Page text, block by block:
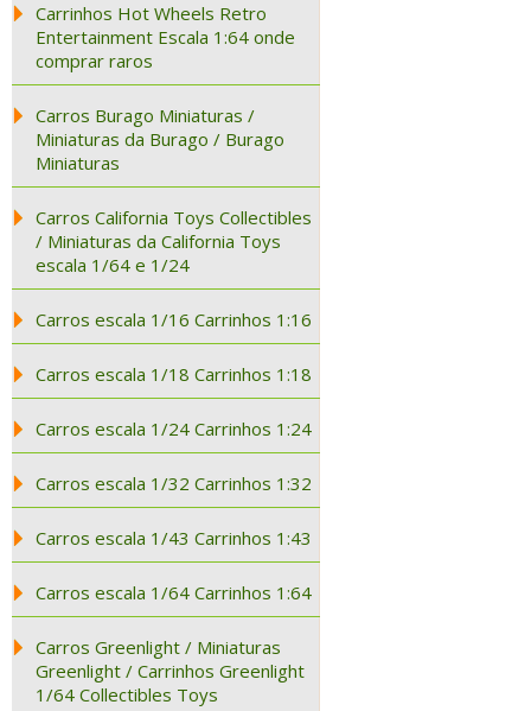
Carrinhos Hot Wheels Retro
Entertainment Escala 1:64 onde
comprar raros
Carros Burago Miniaturas /
Miniaturas da Burago / Burago
Miniaturas
Carros California Toys Collectibles
/ Miniaturas da California Toys
escala 1/64 e 1/24
Carros escala 1/16 Carrinhos 1:16
Carros escala 1/18 Carrinhos 1:18
Carros escala 1/24 Carrinhos 1:24
Carros escala 1/32 Carrinhos 1:32
Carros escala 1/43 Carrinhos 1:43
Carros escala 1/64 Carrinhos 1:64
Carros Greenlight / Miniaturas
Greenlight / Carrinhos Greenlight
1/64 Collectibles Toys